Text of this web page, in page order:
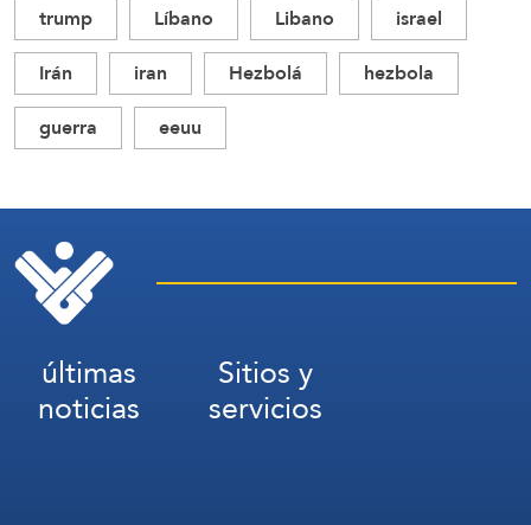
trump Líbano Libano
israel
Irán
iran Hezbolá
hezbola
guerra
eeuu
últimas
noticias
Sitios y
servicios